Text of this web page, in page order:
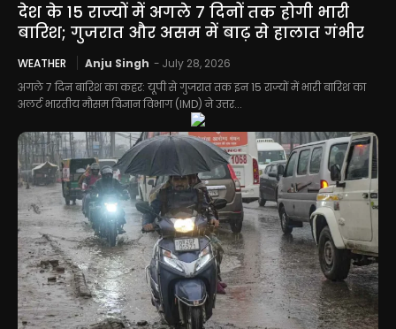
देश के 15 राज्यों में अगले 7 दिनों तक होगी भारी
बारिश; गुजरात और असम में बाढ़ से हालात गंभीर
WEATHER Anju Singh - July 28, 2026
अगले 7 दिन बारिश का कहर: यूपी से गुजरात तक इन 15 राज्यों में भारी बारिश का
अलर्ट भारतीय मौसम विज्ञान विभाग (IMD) ने उत्तर...